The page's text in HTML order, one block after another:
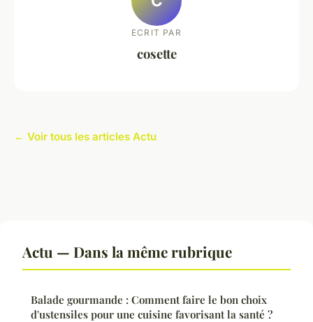
ECRIT PAR
cosette
← Voir tous les articles Actu
Actu — Dans la même rubrique
Balade gourmande : Comment faire le bon choix
d'ustensiles pour une cuisine favorisant la santé ?